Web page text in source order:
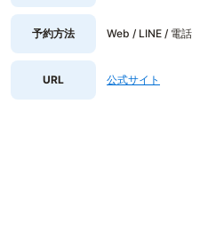
予約方法 Web / LINE / 電話
URL 公式サイト